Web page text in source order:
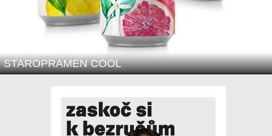
STAROPRAMEN COOL